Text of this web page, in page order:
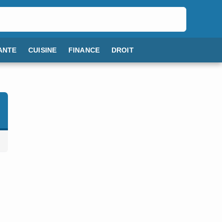
CUISINE FINANCE DROIT